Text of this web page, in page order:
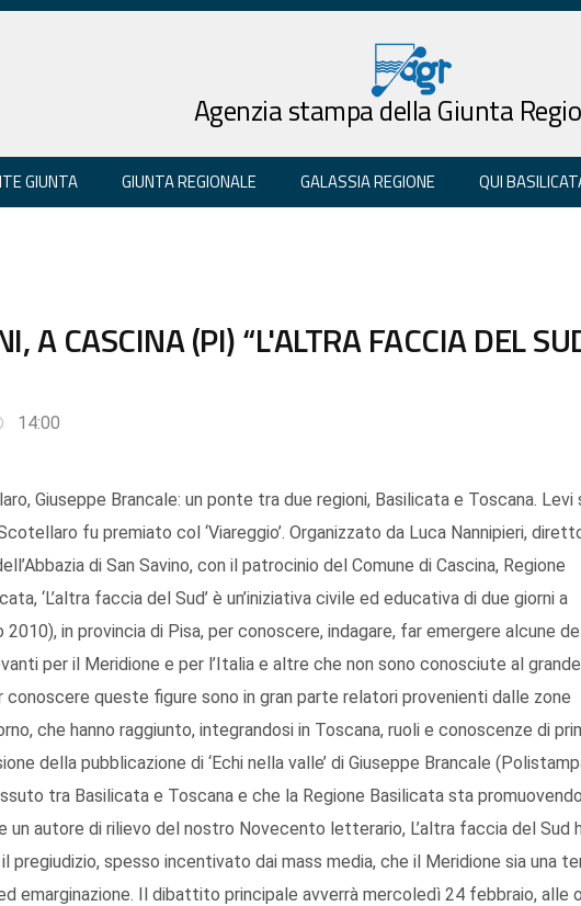
Agenzia stampa della Giunta
GIUNTA GIUNTA REGIONALE GALASSIA REGIONE QUI
A CASCINA (PI) “L'ALTRA FACCIA DEL
14:00
Giuseppe Brancale: un ponte tra due regioni, Basilicata e Toscana. Levi
fu premiato col ‘Viareggio’. Organizzato da Luca Nannipieri,
di San Savino, con il patrocinio del Comune di Cascina, Regione
‘L’altra faccia del Sud’ è un’iniziativa civile ed educativa di due giorni a
in provincia di Pisa, per conoscere, indagare, far emergere alcune
per il Meridione e per l’Italia e altre che non sono conosciute al grande
conoscere queste figure sono in gran parte relatori provenienti dalle zone
che hanno raggiunto, integrandosi in Toscana, ruoli e conoscenze di
della pubblicazione di ‘Echi nella valle’ di Giuseppe Brancale
tra Basilicata e Toscana e che la Regione Basilicata sta
un autore di rilievo del nostro Novecento letterario, L’altra faccia del Sud
pregiudizio, spesso incentivato dai mass media, che il Meridione sia una
emarginazione. Il dibattito principale avverrà mercoledì 24 febbraio, alle